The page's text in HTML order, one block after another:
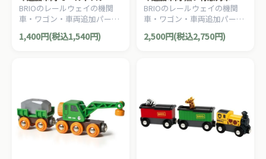
エンジン
BRIOのレールウェイの機関
車・ワゴン・車両追加パーツ
蒸気機関車です。1ピース。
1,400円(税込1,540円)
BRIOのレールウェイの機関
車・ワゴン・車両追加パーツ
ィにつややかなカラーの特急
2,500円(税込2,750円)